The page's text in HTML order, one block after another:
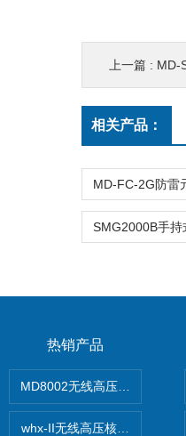
上一篇 : MD-
相关产品：
热销产品
MD8002无线高压核相仪
whx-II无线高压核相仪